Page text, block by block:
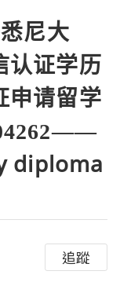
尼大
认证学历
申请留学
diploma
追蹤